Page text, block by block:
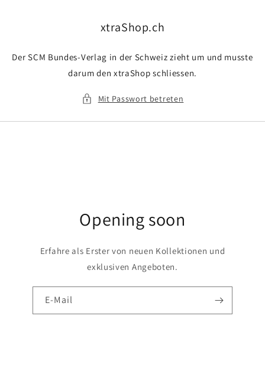
xtraShop.ch
Der SCM Bundes-Verlag in der Schweiz zieht um und musste
darum den xtraShop schliessen.
Mit Passwort betreten
Opening soon
Erfahre als Erster von neuen Kollektionen und
exklusiven Angeboten.
E-Mail